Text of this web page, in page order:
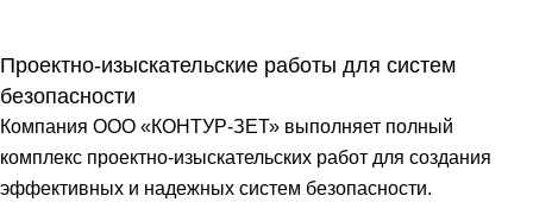
Проектно-изыскательские работы для систем
безопасности
Компания ООО «КОНТУР-ЗЕТ» выполняет полный
комплекс проектно-изыскательских работ для создания
эффективных и надежных систем безопасности.